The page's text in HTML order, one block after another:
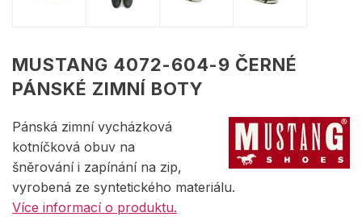
MUSTANG 4072-604-9 ČERNÉ
PÁNSKÉ ZIMNÍ BOTY
Pánská zimní vycházková
kotníčková obuv na
šněrování i zapínání na zip,
vyrobená ze syntetického materiálu.
Více informací o produktu.